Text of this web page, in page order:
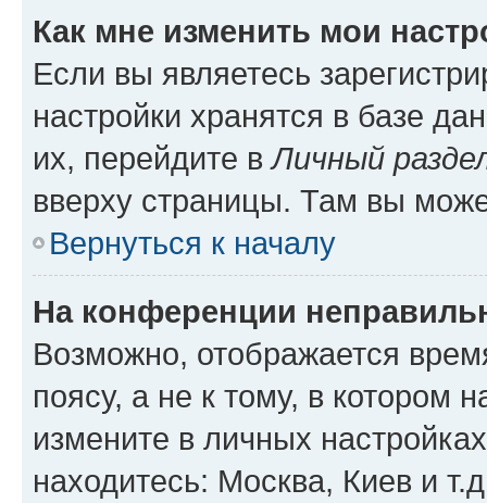
Как мне изменить мои
Если вы являетесь
настройки хранятся в базе
их, перейдите вЛичный
вверху страницы. Там вы
Вернуться к началу
На конференции
Возможно, отображается
поясу, а не к тому, в котором
измените в личных
находитесь: Москва, Киев и